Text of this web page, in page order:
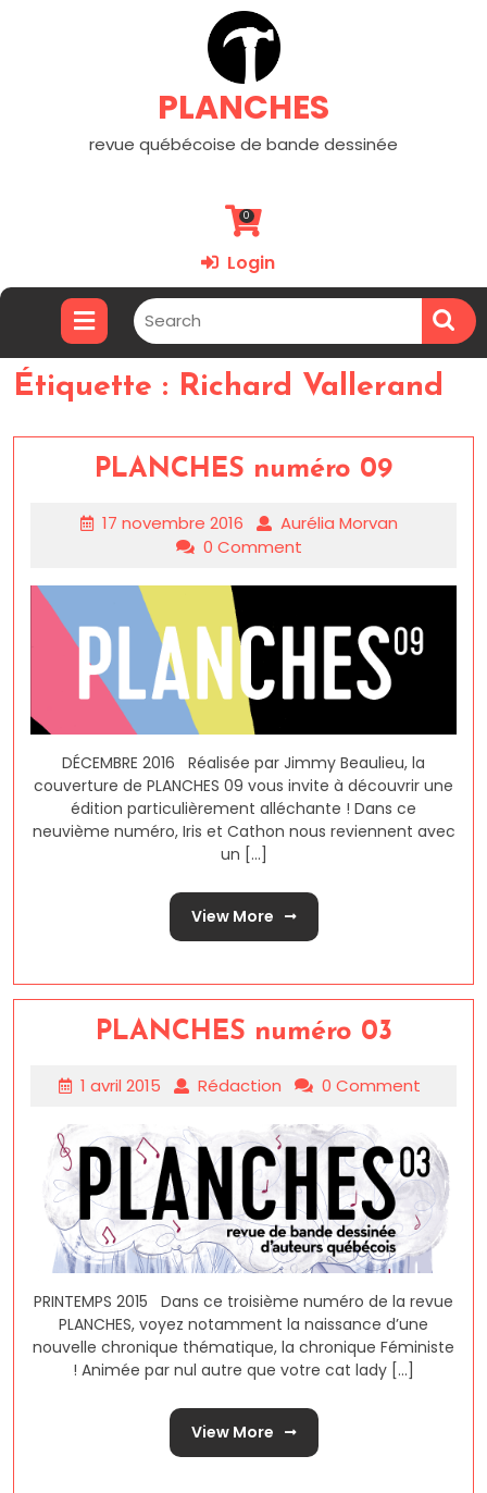
PLANCHES
revue québécoise de bande dessinée
0
Login
Étiquette : Richard Vallerand
PLANCHES numéro 09
17 novembre 2016
Aurélia Morvan
0 Comment
DÉCEMBRE 2016 Réalisée par Jimmy Beaulieu, la
couverture de PLANCHES 09 vous invite à découvrir une
édition particulièrement alléchante ! Dans ce
neuvième numéro, Iris et Cathon nous reviennent avec
un [...]
View More
PLANCHES numéro 03
1 avril 2015 Rédaction 0 Comment
PRINTEMPS 2015 Dans ce troisième numéro de la revue
PLANCHES, voyez notamment la naissance d’une
nouvelle chronique thématique, la chronique Féministe
! Animée par nul autre que votre cat lady [...]
View More